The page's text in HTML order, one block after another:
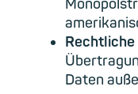
Rechtliche
Daten